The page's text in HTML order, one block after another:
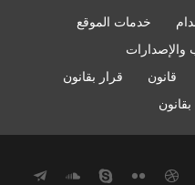
خدمات الموقع
والإصدارات
قانون
قرار بقانون